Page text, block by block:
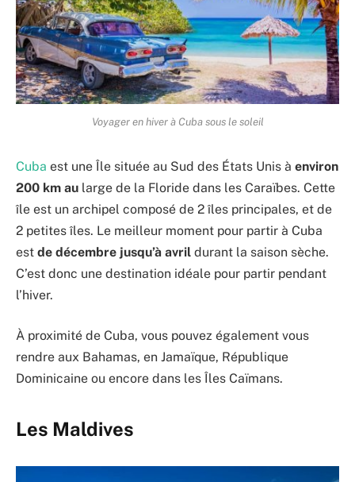
Voyager en hiver à Cuba sous le soleil
Cuba est une Île située au Sud des États Unis à environ
200 km au large de la Floride dans les Caraïbes. Cette
île est un archipel composé de 2 îles principales, et de
2 petites îles. Le meilleur moment pour partir à Cuba
est de décembre jusqu’à avril durant la saison sèche.
C’est donc une destination idéale pour partir pendant
l’hiver.
À proximité de Cuba, vous pouvez également vous
rendre aux Bahamas, en Jamaïque, République
Dominicaine ou encore dans les Îles Caïmans.
Les Maldives